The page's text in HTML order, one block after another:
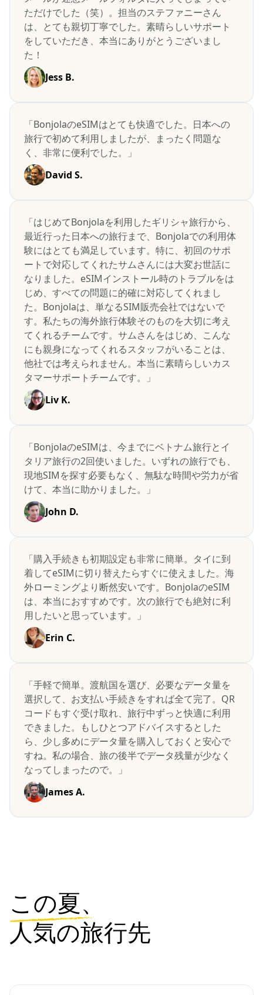
ただけでした（笑）。担当のステファニーさん
は、とても親切丁寧でした。素晴らしいサポート
をしていただき、本当にありがとうございまし
た！
Jess B.
「BonjolaのeSIMはとても快適でした。日本への
旅行で初めて利用しましたが、まったく問題な
く、非常に便利でした。」
David S.
「はじめてBonjolaを利用したギリシャ旅行から、
最近行った日本への旅行まで、Bonjolaでの利用体
験にはとても満足しています。特に、初回のサポ
ートで対応してくれたサムさんには大変お世話に
なりました。eSIMインストール時のトラブルをは
じめ、すべての問題に的確に対応してくれまし
た。Bonjolaは、単なるSIM販売会社ではないで
す。私たちの海外旅行体験そのものを大切に考え
てくれるチームです。サムさんをはじめ、こんな
にも親身になってくれるスタッフがいることは、
他社では考えられません。本当に素晴らしいカス
タマーサポートチームです。」
Liv K.
「BonjolaのeSIMは、今までにベトナム旅行とイ
タリア旅行の2回使いました。いずれの旅行でも、
現地SIMを探す必要もなく、無駄な時間や労力が省
けて、本当に助かりました。」
John D.
「購入手続きも初期設定も非常に簡単。タイに到
着してeSIMに切り替えたらすぐに使えました。海
外ローミングより断然安いです。BonjolaのeSIM
は、本当におすすめです。次の旅行でも絶対に利
用したいと思っています。」
Erin C.
「手軽で簡単。渡航国を選び、必要なデータ量を
選択して、お支払い手続きをすれば全て完了。QR
コードもすぐ受け取れ、旅行中ずっと快適に利用
できました。もしひとつアドバイスするとした
ら、少し多めにデータ量を購入しておくと安心で
すね。私の場合、旅の後半でデータ残量が少なく
なってしまったので。」
James A.
この夏、
人気の旅行先